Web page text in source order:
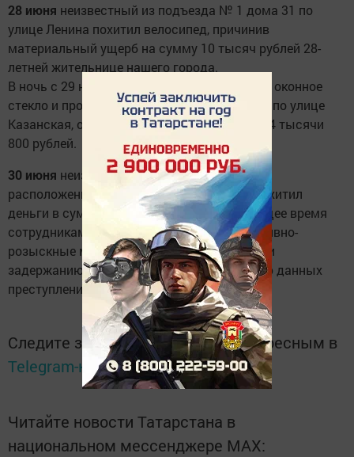
28 июня неизвестный из подъезда № 1 дома 31 по
улице Ленина похитил велосипед, причинив
материальный ущерб на сумму 10 тысяч рублей 28-
летней жительнице нашего города.
В ночь с 29 на 30 июня неизвестный разбил оконное
стекло и проник в магазин, расположенный по улице
Казанская, откуда похитил деньги в сумме 4 тысячи
800 рублей.
30 июня неизвестный проник в магазин,
расположенный по улице Ленина откуда похитил
деньги в сумме 10 тысяч рублей. В настоящее время
сотрудниками полиции проводятся оперативно-
розыскные мероприятия по установлению и
задержанию лиц причастных к совершению данных
преступлений.
Следите за самым важным и интересным в
Telegram-канале Татмедиа
Читайте новости Татарстана в
национальном мессенджере MАХ: